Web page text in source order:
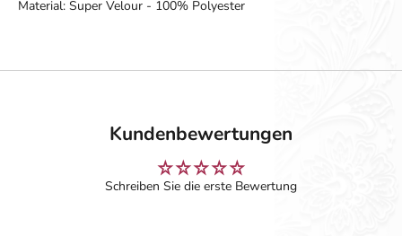
Material: Super Velour - 100% Polyester
Kundenbewertungen
Schreiben Sie die erste Bewertung